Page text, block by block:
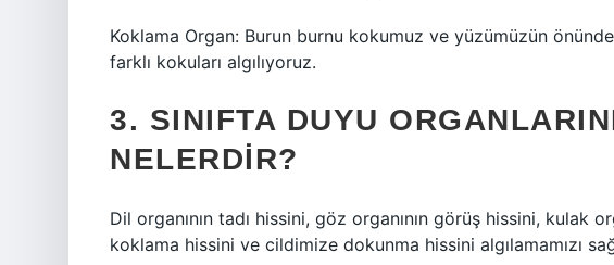
Koklama Organ: Burun burnu kokumuz ve yüzümüzün
farklı kokuları algılıyoruz.
3. SINIFTA DUYU
NELERDIR?
Dil organının tadı hissini, göz organının görüş hissini, kulak
koklama hissini ve cildimize dokunma hissini algılamamızı